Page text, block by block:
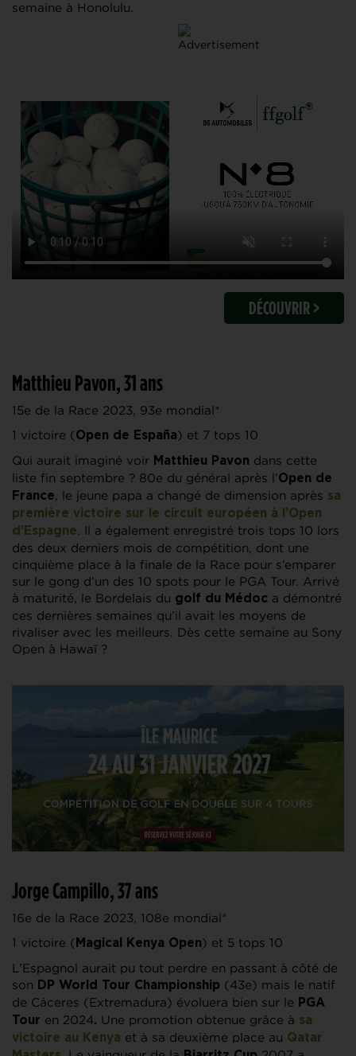
semaine à Honolulu.
DÉCOUVRIR >
Matthieu Pavon, 31 ans
15e de la Race 2023, 93e mondial*
1 victoire (Open de España) et 7 tops 10
Qui aurait imaginé voir Matthieu Pavon dans cette
liste fin septembre ? 80e du général après l’Open de
France, le jeune papa a changé de dimension après sa
première victoire sur le circuit européen à l’Open
d’Espagne. Il a également enregistré trois tops 10 lors
des deux derniers mois de compétition, dont une
cinquième place à la finale de la Race pour s’emparer
sur le gong d’un des 10 spots pour le PGA Tour. Arrivé
à maturité, le Bordelais du golf du Médoc a démontré
ces dernières semaines qu’il avait les moyens de
rivaliser avec les meilleurs. Dès cette semaine au Sony
Open à Hawaï ?
Jorge Campillo, 37 ans
16e de la Race 2023, 108e mondial*
1 victoire ( Magical Kenya Open) et 5 tops 10
L’Espagnol aurait pu tout perdre en passant à côté de
son DP World Tour Championship (43e) mais le natif
de Cáceres (Extremadura) évoluera bien sur le PGA
Tour en 2024. Une promotion obtenue grâce à sa
victoire au Kenya et à sa deuxième place au Qatar